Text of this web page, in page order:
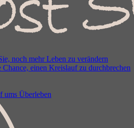
noch mehr Leben zu verändern
einen Kreislauf zu durchbrechen
ums Überleben